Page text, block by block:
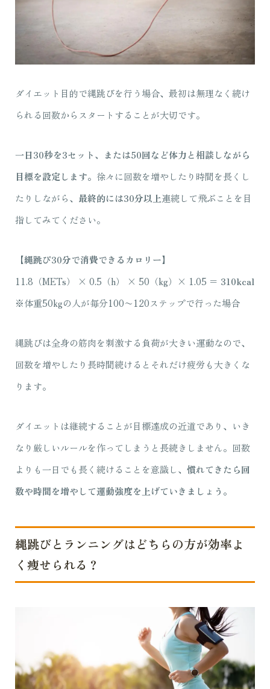
ダイエット目的で縄跳びを行う場合、最初は無理なく続け
られる回数からスタートすることが大切です。
一日30秒を3セット、または50回など体力と相談しながら
目標を設定します。 徐々に回数を増やしたり時間を長くし
たりしながら、 最終的には30分以上連続して飛ぶことを目
指してみてください。
【縄跳び30分で消費できるカロリー】
11.8（METs） × 0.5（h） × 50（kg）× 1.05 ＝ 310kcal
※体重50kgの人が毎分100〜120ステップで行った場合
縄跳びは全身の筋肉を刺激する負荷が大きい運動なので、
回数を増やしたり長時間続けるとそれだけ疲労も大きくな
ります。
ダイエットは継続することが目標達成の近道であり、いき
なり厳しいルールを作ってしまうと長続きしません。回数
よりも一日でも長く続けることを意識し、 慣れてきたら回
数や時間を増やして運動強度を上げていきましょう。
縄跳びとランニングはどちらの方が効率よ
く痩せられる？